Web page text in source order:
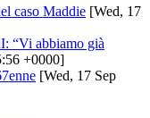
caso Maddie [Wed, 17
“Vi abbiamo già
+0000]
[Wed, 17 Sep